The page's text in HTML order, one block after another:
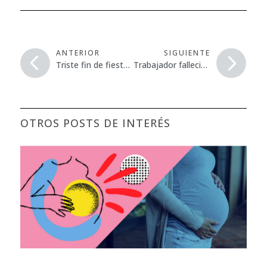
ANTERIOR
Triste fin de fiesta en el Festival Colors Tribe de Córdoba.
SIGUIENTE
Trabajador fallecido en una empresa Navarra de mecanizados.
OTROS POSTS DE INTERÉS